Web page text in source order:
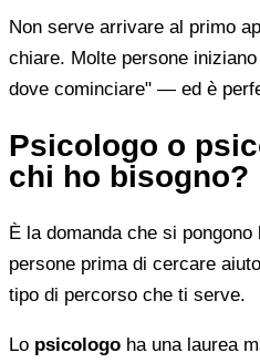
Non serve arrivare al primo
chiare. Molte persone
dove cominciare" — ed è
Psicologo o
chi ho bisogno?
È la domanda che si
persone prima di cercare
tipo di percorso che ti serve.
Lo psicologo ha una laurea